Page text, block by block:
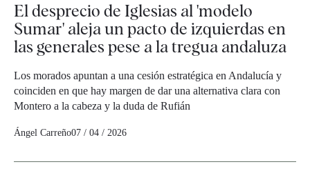
El desprecio de Iglesias al 'modelo
Sumar' aleja un pacto de izquierdas en
las generales pese a la tregua andaluza
Los morados apuntan a una cesión estratégica en Andalucía y
coinciden en que hay margen de dar una alternativa clara con
Montero a la cabeza y la duda de Rufián
Ángel Carreño07 / 04 / 2026